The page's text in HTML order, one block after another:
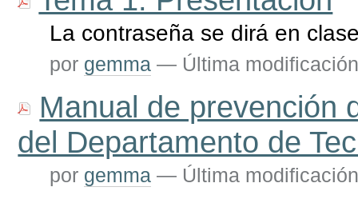
La contraseña se dirá en
por gemma — Última
Manual de prevención
del Departamento de
por gemma — Última